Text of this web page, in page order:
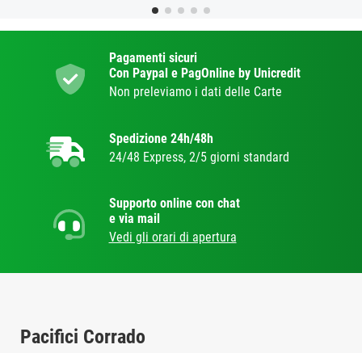
Pagamenti sicuri
Con Paypal e PagOnline by Unicredit
Non preleviamo i dati delle Carte
Spedizione 24h/48h
24/48 Express, 2/5 giorni standard
Supporto online con chat
e via mail
Vedi gli orari di apertura
Pacifici Corrado